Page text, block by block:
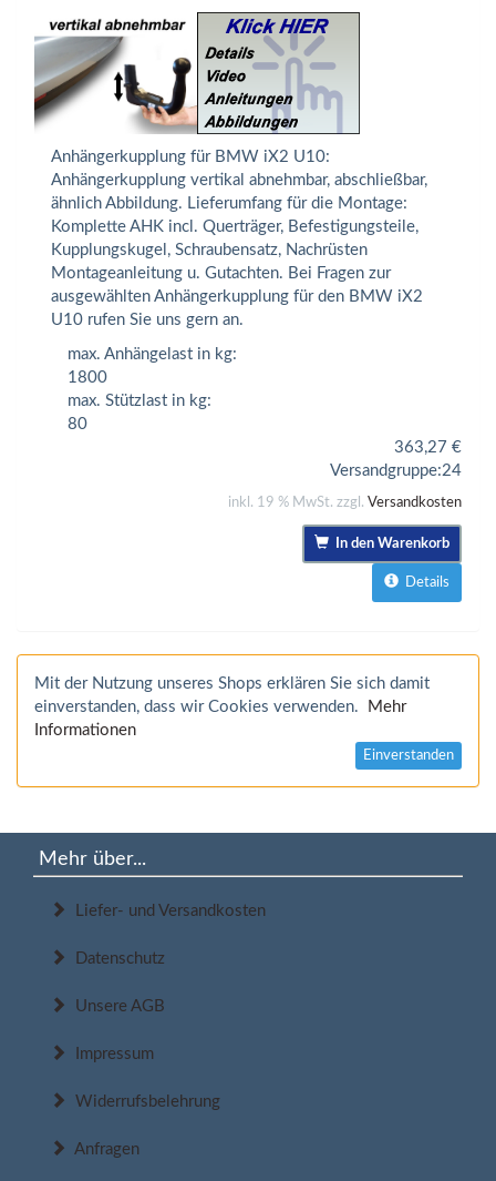
Anhängerkupplung für BMW iX2 U10:
Anhängerkupplung vertikal abnehmbar, abschließbar,
ähnlich Abbildung. Lieferumfang für die Montage:
Komplette AHK incl. Querträger, Befestigungsteile,
Kupplungskugel, Schraubensatz, Nachrüsten
Montageanleitung u. Gutachten. Bei Fragen zur
ausgewählten Anhängerkupplung für den BMW iX2
U10 rufen Sie uns gern an.
max. Anhängelast in kg:
1800
max. Stützlast in kg:
80
363,27 €
Versandgruppe:24
inkl. 19 % MwSt. zzgl. Versandkosten
In den Warenkorb
Details
Mit der Nutzung unseres Shops erklären Sie sich damit
einverstanden, dass wir Cookies verwenden.
Mehr
Informationen
Einverstanden
Mehr über...
Liefer- und Versandkosten
Datenschutz
Unsere AGB
Impressum
Widerrufsbelehrung
Anfragen